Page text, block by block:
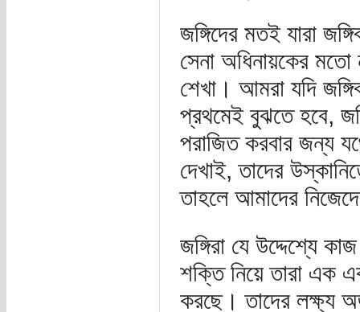
জঙ্গিদের মতই যারা
সেনা অধিনায়কের মতো
শেখা। আমরা যদি
প্রথমেই বুঝতে হবে,
পরাজিত করবার জন্য
দেখাই, তাদের
তাহলে আমাদের
জঙ্গিরা যে উদ্দেশ্যে
শক্তি নিয়ে তারা এক
করছে। তাদের লক্ষ্য